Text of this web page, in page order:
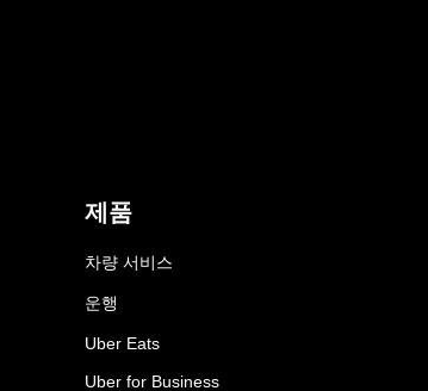
제품
차량 서비스
운행
Uber Eats
Uber for Business